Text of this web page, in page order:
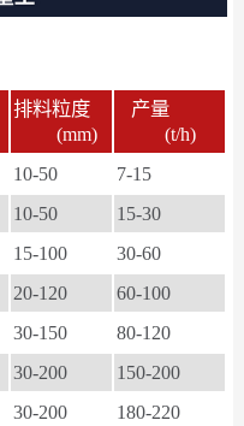
排料粒度
(mm)
产量
(t/h)
10-50
7-15
10-50
15-30
15-100
30-60
20-120
60-100
30-150
80-120
30-200
150-200
30-200
180-220